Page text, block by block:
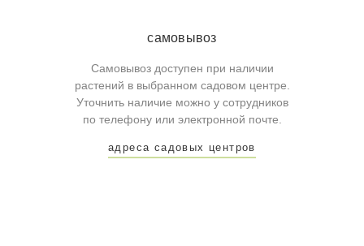
самовывоз
Самовывоз доступен при наличии
растений в выбранном садовом центре.
Уточнить наличие можно у сотрудников
по телефону или электронной почте.
адреса садовых центров